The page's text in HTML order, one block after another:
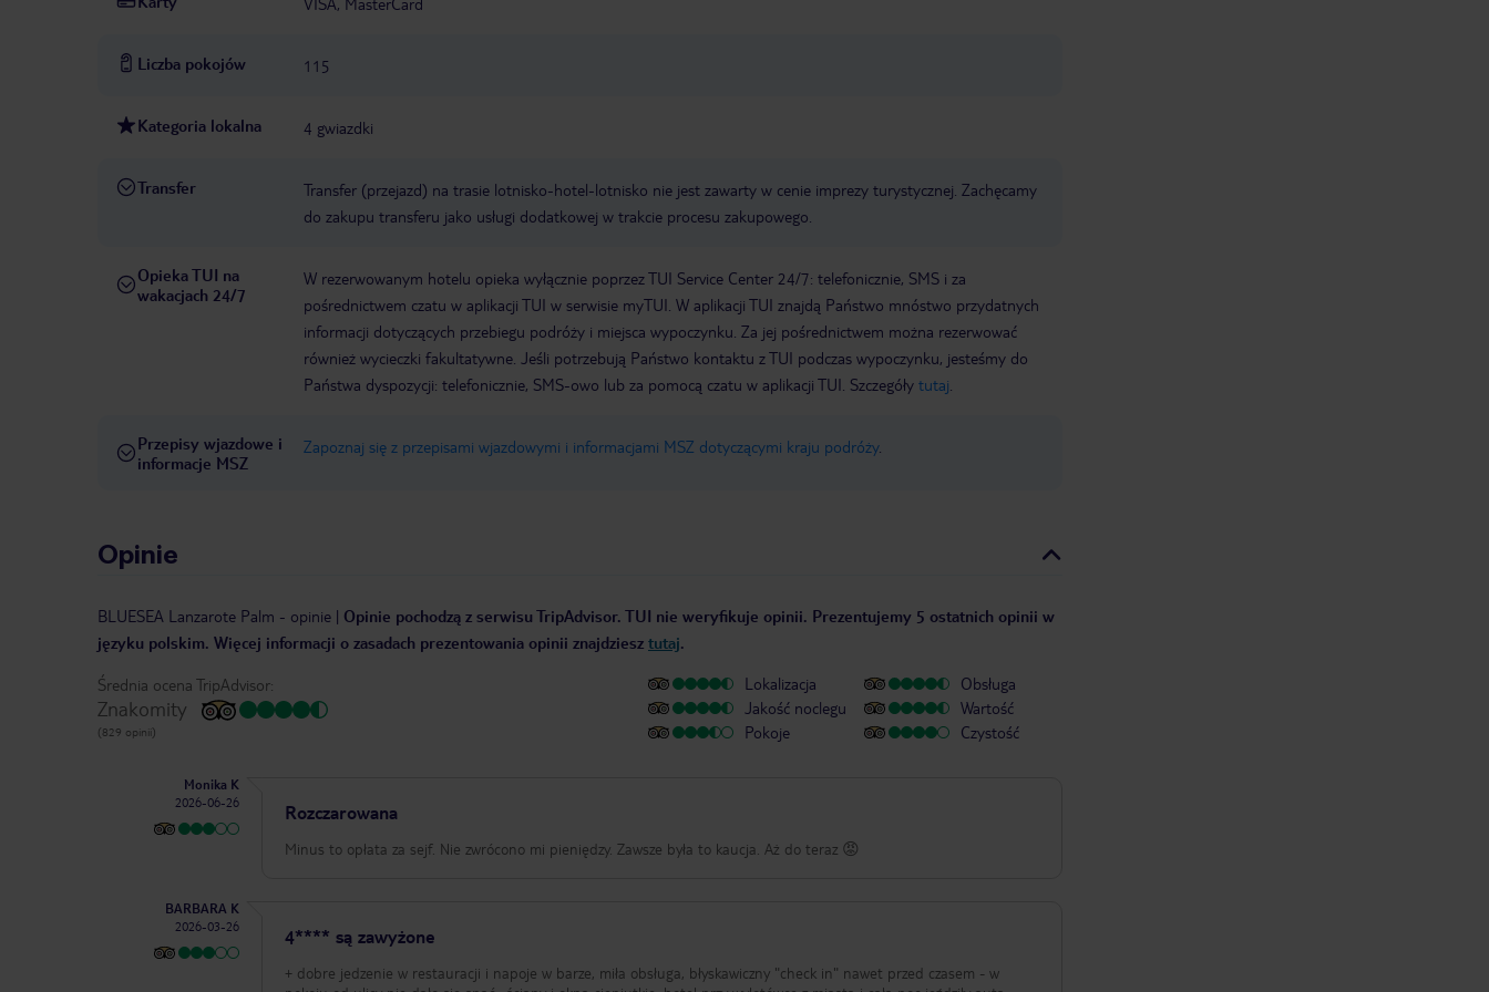
Liczba pokojów 115
Kategoria lokalna 4 gwiazdki
Transfer
Transfer (przejazd) na trasie lotnisko-hotel-lotnisko nie jest zawarty w cenie imprezy turystycznej. Zachęcamy
do zakupu transferu jako usługi dodatkowej w trakcie procesu zakupowego.
Opieka TUI na
wakacjach 24/7
W rezerwowanym hotelu opieka wyłącznie poprzez TUI Service Center 24/7: telefonicznie, SMS i za
pośrednictwem czatu w aplikacji TUI w serwisie myTUI. W aplikacji TUI znajdą Państwo mnóstwo przydatnych
informacji dotyczących przebiegu podróży i miejsca wypoczynku. Za jej pośrednictwem można rezerwować
również wycieczki fakultatywne. Jeśli potrzebują Państwo kontaktu z TUI podczas wypoczynku, jesteśmy do
Państwa dyspozycji: telefonicznie, SMS-owo lub za pomocą czatu w aplikacji TUI. Szczegóły tutaj
Przepisy wjazdowe i
informacje MSZ
Zapoznaj się z przepisami wjazdowymi i informacjami MSZ dotyczącymi kraju podróży.
Opinie
BLUESEA Lanzarote Palm - opinie | Opinie pochodzą z serwisu TripAdvisor. TUI nie weryfikuje opinii. Prezentujemy 5 ostatnich opinii w
języku polskim. Więcej informacji o zasadach prezentowania opinii znajdziesz tutaj.
Średnia ocena TripAdvisor:
Znakomity
(829 opinii)
Lokalizacja
Jakość noclegu
Pokoje
Obsługa
Wartość
Czystość
Monika K
2026-06-26
Rozczarowana
Minus to opłata za sejf. Nie zwrócono mi pieniędzy. Zawsze była to kaucja. Aż do teraz 😡
BARBARA K
2026-03-26
4**** są zawyżone
+ dobre jedzenie w restauracji i napoje w barze, miła obsługa, błyskawiczny "check in" nawet przed czasem - w